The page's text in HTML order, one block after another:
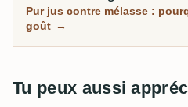
Pur jus contre mélasse :
goût →
Tu peux aussi